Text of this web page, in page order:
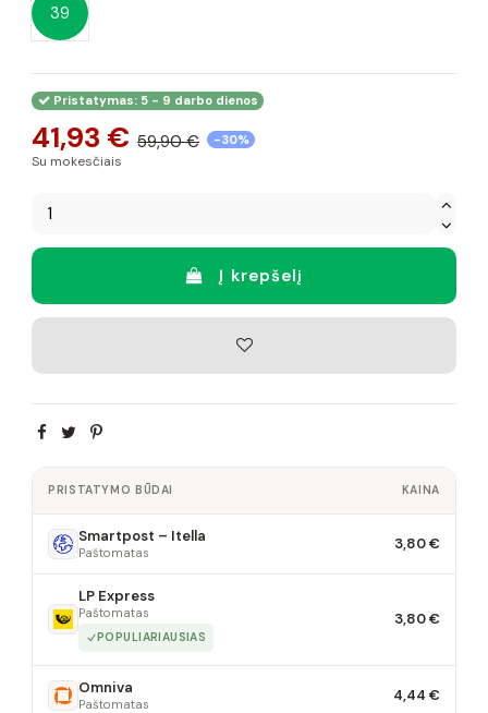
39
Pristatymas: 5 - 9 darbo dienos
41,93 € 59,90 € -30%
Su mokesčiais
Į krepšelį
PRISTATYMO BŪDAI KAINA
Smartpost – Itella
Paštomatas 3,80 €
LP Express
Paštomatas
POPULIARIAUSIAS
3,80 €
Omniva
Paštomatas 4,44 €